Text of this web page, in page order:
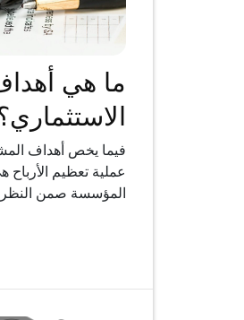
ما هي
فيما يخص أهداف
عملية تعظيم الأرباح
المؤسسة صمن